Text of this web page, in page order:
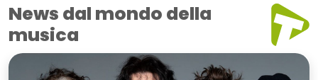
News dal mondo della
musica